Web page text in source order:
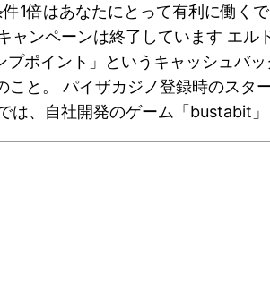
1倍はあなたにとって有利に働
ャンペーンは終了しています エ
ポイント」というキャッシュバ
こと。 パイザカジノ登録時のス
は、自社開発のゲーム「bustabit